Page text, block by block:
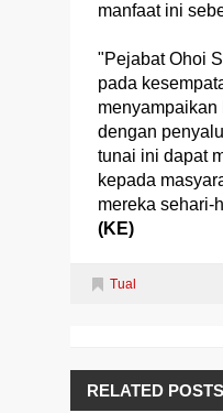
manfaat ini
"Pejabat Ohoi
pada
menyampaikan
dengan
tunai ini dapat
kepada
mereka sehari-
(KE)
Tual
RELATED POSTS